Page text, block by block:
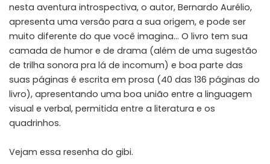
nesta aventura introspectiva, o autor, Bernardo Aurélio,
apresenta uma versão para a sua origem, e pode ser
muito diferente do que você imagina… O livro tem sua
camada de humor e de drama (além de uma sugestão
de trilha sonora pra lá de incomum) e boa parte das
suas páginas é escrita em prosa (40 das 136 páginas do
livro), apresentando uma boa união entre a linguagem
visual e verbal, permitida entre a literatura e os
quadrinhos.
Vejam essa resenha do gibi.